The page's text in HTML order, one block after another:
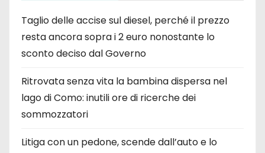
c
o
l
i
Taglio delle accise sul diesel, perché il prezzo
resta ancora sopra i 2 euro nonostante lo
sconto deciso dal Governo
Ritrovata senza vita la bambina dispersa nel
lago di Como: inutili ore di ricerche dei
sommozzatori
Litiga con un pedone, scende dall’auto e lo